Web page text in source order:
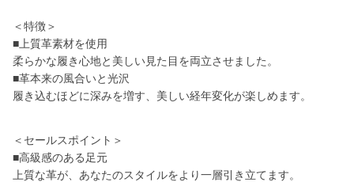
＜特徴＞
■上質革素材を使用
柔らかな履き心地と美しい見た目を両立させました。
■革本来の風合いと光沢
履き込むほどに深みを増す、美しい経年変化が楽しめます。
＜セールスポイント＞
■高級感のある足元
上質な革が、あなたのスタイルをより一層引き立てます。